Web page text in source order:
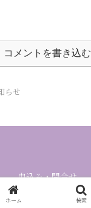
コメントを書き込む
らせ
申込み・問合せ
ホーム 検索